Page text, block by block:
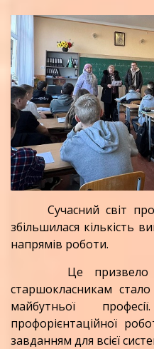
Сучасний світ
збільшилася кількість
напрямів роботи.
Це призвело до
старшокласникам
майбутньої
профорієнтаційної
завданням для всієї